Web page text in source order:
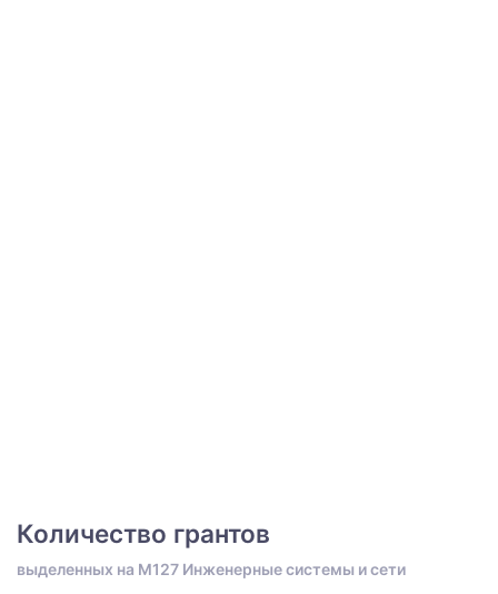
Количество грантов
выделенных на M127 Инженерные системы и сети